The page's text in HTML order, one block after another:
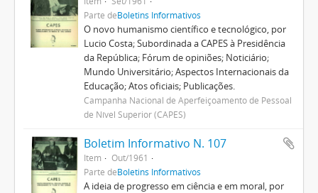
Parte deBoletins Informativos
O novo humanismo científico e tecnológico, por
Lucio Costa; Subordinada a CAPES à Presidência
da República; Fórum de opiniões; Noticiário;
Mundo Universitário; Aspectos Internacionais da
Educação; Atos oficiais; Publicações.
Campanha Nacional de Aperfeiçoamento de Pessoal
de Nível Superior (CAPES)
Boletim Informativo N. 107
Item
Out/1961
Parte deBoletins Informativos
A ideia de progresso em ciência e em moral, por